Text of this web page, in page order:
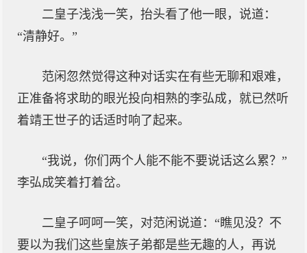
二皇子浅浅一笑，抬头看了他一眼，说道：
“清静好。”
范闲忽然觉得这种对话实在有些无聊和艰难，
正准备将求助的眼光投向相熟的李弘成，就已然听
着靖王世子的话适时响了起来。
“我说，你们两个人能不能不要说话这么累？”
李弘成笑着打着岔。
二皇子呵呵一笑，对范闲说道：“瞧见没？不
要以为我们这些皇族子弟都是些无趣的人，再说